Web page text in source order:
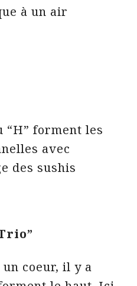
à un air
“H” forment les
avec
des sushis
coeur, il y a